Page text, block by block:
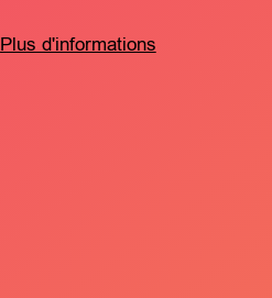
Plus d'informations